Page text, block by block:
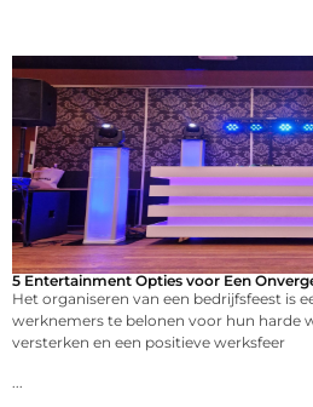
5 Entertainment Opties voor Een
Het organiseren van een bedrijfsfeest is
werknemers te belonen voor hun harde
versterken en een positieve werksfeer